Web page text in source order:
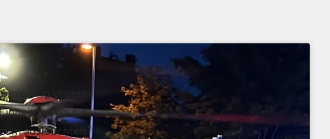
unserer
wurde ein
ausleuchten